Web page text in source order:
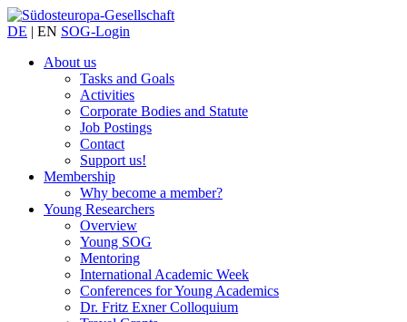
DE | EN SOG-Login
About us
Tasks and Goals
Activities
Corporate Bodies and Statute
Job Postings
Contact
Support us!
Membership
Why become a member?
Young Researchers
Overview
Young SOG
Mentoring
International Academic Week
Conferences for Young Academics
Dr. Fritz Exner Colloquium